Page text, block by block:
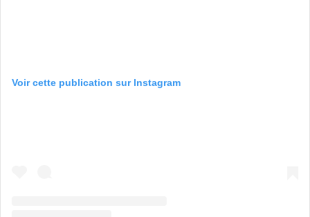
Voir cette publication sur Instagram